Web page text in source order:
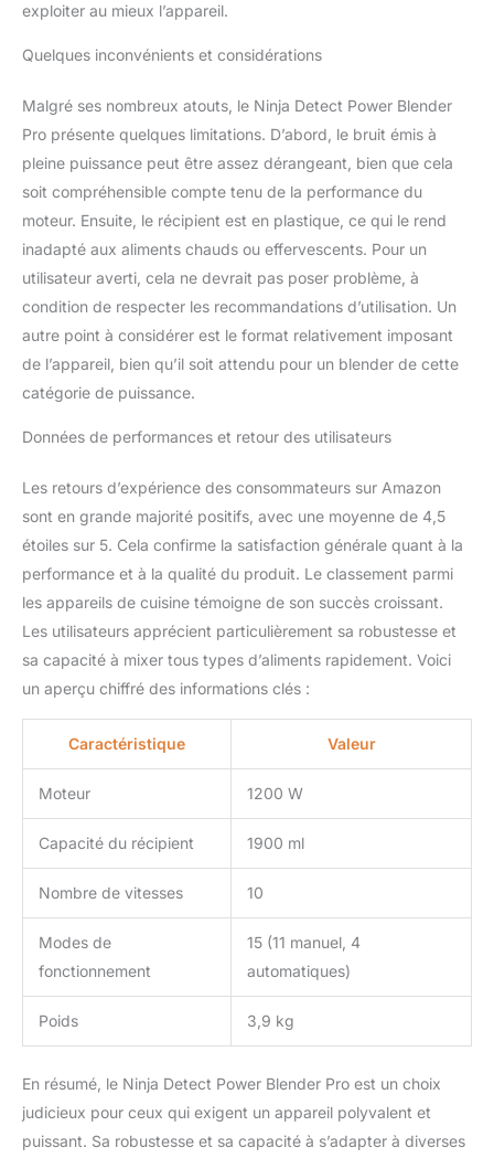
exploiter au mieux l’appareil.
Quelques inconvénients et considérations
Malgré ses nombreux atouts, le Ninja Detect Power Blender
Pro présente quelques limitations. D’abord, le bruit émis à
pleine puissance peut être assez dérangeant, bien que cela
soit compréhensible compte tenu de la performance du
moteur. Ensuite, le récipient est en plastique, ce qui le rend
inadapté aux aliments chauds ou effervescents. Pour un
utilisateur averti, cela ne devrait pas poser problème, à
condition de respecter les recommandations d’utilisation. Un
autre point à considérer est le format relativement imposant
de l’appareil, bien qu’il soit attendu pour un blender de cette
catégorie de puissance.
Données de performances et retour des utilisateurs
Les retours d’expérience des consommateurs sur Amazon
sont en grande majorité positifs, avec une moyenne de 4,5
étoiles sur 5. Cela confirme la satisfaction générale quant à la
performance et à la qualité du produit. Le classement parmi
les appareils de cuisine témoigne de son succès croissant.
Les utilisateurs apprécient particulièrement sa robustesse et
sa capacité à mixer tous types d’aliments rapidement. Voici
un aperçu chiffré des informations clés :
Caractéristique Valeur
Moteur 1200 W
Capacité du récipient 1900 ml
Nombre de vitesses 10
Modes de
fonctionnement
15 (11 manuel, 4
automatiques)
Poids 3,9 kg
En résumé, le Ninja Detect Power Blender Pro est un choix
judicieux pour ceux qui exigent un appareil polyvalent et
puissant. Sa robustesse et sa capacité à s’adapter à diverses